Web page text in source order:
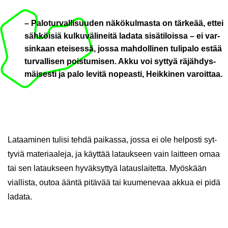
– Pa­lo­tur­val­li­suu­den nä­kö­kul­mas­ta on tär­ke­ää, ettei
säh­köi­siä kul­ku­vä­li­nei­tä la­da­ta si­sä­ti­lois­sa – ei var­
sin­kaan etei­ses­sä, jossa mah­dol­li­nen tu­li­pa­lo estää
tur­val­li­sen pois­tu­mi­sen. Akku voi syt­tyä rä­jäh­dys­
mäi­ses­ti ja palo le­vi­tä no­peas­ti, Heik­ki­nen va­roit­taa.
La­taa­mi­nen tu­li­si tehdä pai­kas­sa, jossa ei ole hel­pos­ti syt­
ty­viä ma­te­ri­aa­le­ja, ja käyt­tää la­tauk­seen vain lait­teen omaa
tai sen la­tauk­seen hy­väk­syt­tyä la­taus­lai­tet­ta. Myös­kään
vial­lis­ta, outoa ääntä pi­tä­vää tai kuu­me­ne­vaa akkua ei pidä
la­da­ta.